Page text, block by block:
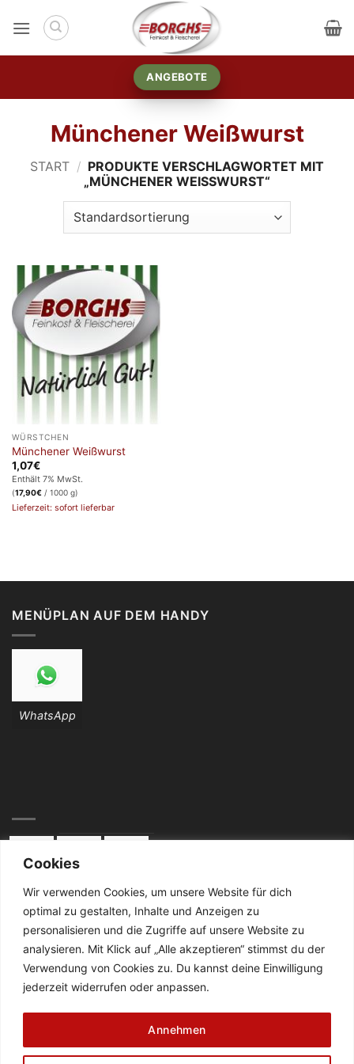
Cookies
Wir verwenden Cookies, um unsere Website für dich
optimal zu gestalten, Inhalte und Anzeigen zu
personalisieren und die Zugriffe auf unsere Website zu
analysieren. Mit Klick auf „Alle akzeptieren“ stimmst du der
Verwendung von Cookies zu. Du kannst deine Einwilligung
jederzeit widerrufen oder anpassen.
Annehmen
Inhalt
ANGEBOTE
Münchener Weißwurst
START / PRODUKTE VERSCHLAGWORTET MIT
„MÜNCHENER WEISSWURST“
WÜRSTCHEN
Münchener Weißwurst
1,07€
Enthält 7% MwSt.
(17,90€/ 1000 g)
Lieferzeit: sofort lieferbar
MENÜPLAN AUF DEM HANDY
WhatsApp
KONTAKT:
Telefon: 02834 / 2024
De Cabanes-Straße 4
47638 Straelen